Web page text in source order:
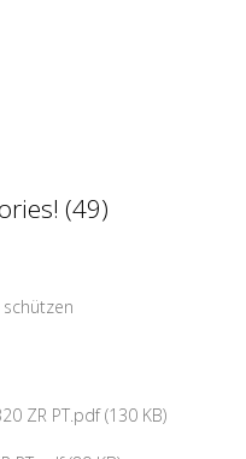
(49)
ZR PT.pdf (130 KB)